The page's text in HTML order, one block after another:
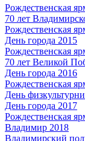
Рождественская
70 лет
Рождественская
День города 2015
Рождественская
70 лет Великой
День города 2016
Рождественская
День
День города 2017
Рождественская
Владимир 2018
Владимирский